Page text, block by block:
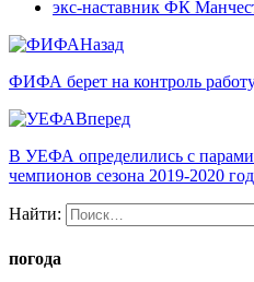
экс-наставник ФК
Назад
ФИФА берет на контроль
Вперед
В УЕФА определились с
чемпионов сезона 2019-2020
Найти:
погода